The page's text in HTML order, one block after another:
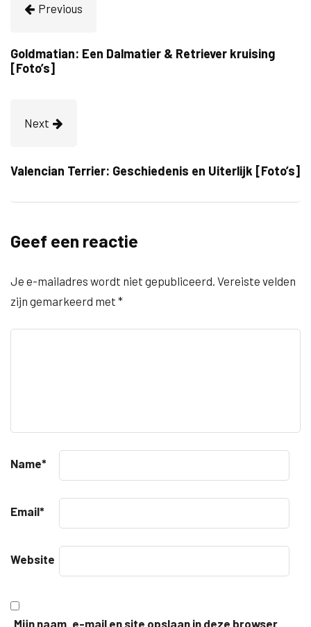
Previous
Goldmatian: Een Dalmatier & Retriever kruising
[Foto’s]
Next
Valencian Terrier: Geschiedenis en Uiterlijk [Foto’s]
Geef een reactie
Je e-mailadres wordt niet gepubliceerd. Vereiste velden
zijn gemarkeerd met *
Name*
Email*
Website
Mijn naam, e-mail en site opslaan in deze browser